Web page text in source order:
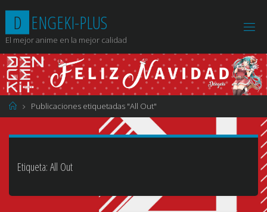
contenido
D ENGEKI-PLUS
El mejor anime en la mejor calidad
Página
de
Publicaciones etiquetadas "All Out"
Etiqueta: All Out